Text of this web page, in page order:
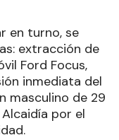
en turno, se
extracción de
Ford Focus,
inmediata del
masculino de 29
por el